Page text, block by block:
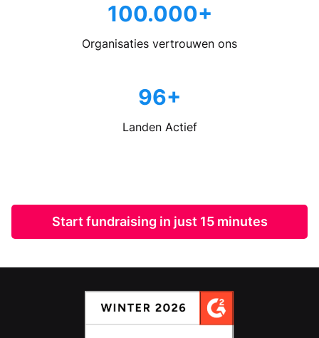
100.000+
Organisaties vertrouwen ons
96+
Landen Actief
Start fundraising in just 15 minutes